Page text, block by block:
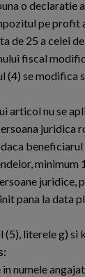
o declaratie
pe profit
de 25 a celei
fiscal
(4) se modifica
articol nu se
juridica
minimum
juridice,
pana la data
(5), literele g) si
numele